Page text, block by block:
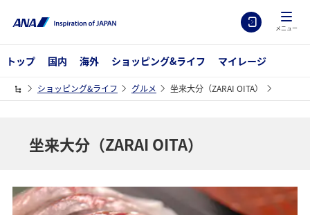
メニュー
トップ 国内 海外 ショッピング&ライフ マイレージ
ショッピング&ライフ グルメ 坐来大分（ZARAI OITA）
坐来大分（ZARAI OITA）